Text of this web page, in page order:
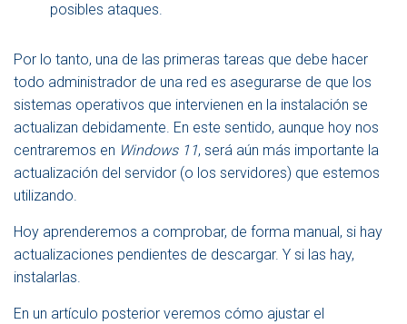
posibles ataques.
Por lo tanto, una de las primeras tareas que debe hacer
todo administrador de una red es asegurarse de que los
sistemas operativos que intervienen en la instalación se
actualizan debidamente. En este sentido, aunque hoy nos
centraremos en Windows 11, será aún más importante la
actualización del servidor (o los servidores) que estemos
utilizando.
Hoy aprenderemos a comprobar, de forma manual, si hay
actualizaciones pendientes de descargar. Y si las hay,
instalarlas.
En un artículo posterior veremos cómo ajustar el